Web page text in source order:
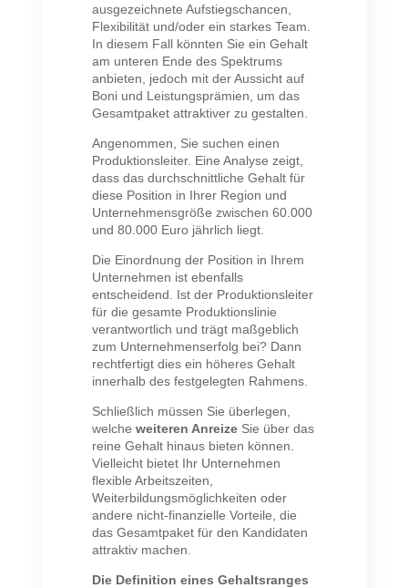
ausgezeichnete Aufstiegschancen,
Flexibilität und/oder ein starkes Team.
In diesem Fall könnten Sie ein Gehalt
am unteren Ende des Spektrums
anbieten, jedoch mit der Aussicht auf
Boni und Leistungsprämien, um das
Gesamtpaket attraktiver zu gestalten.
Angenommen, Sie suchen einen
Produktionsleiter. Eine Analyse zeigt,
dass das durchschnittliche Gehalt für
diese Position in Ihrer Region und
Unternehmensgröße zwischen 60.000
und 80.000 Euro jährlich liegt.
Die Einordnung der Position in Ihrem
Unternehmen ist ebenfalls
entscheidend. Ist der Produktionsleiter
für die gesamte Produktionslinie
verantwortlich und trägt maßgeblich
zum Unternehmenserfolg bei? Dann
rechtfertigt dies ein höheres Gehalt
innerhalb des festgelegten Rahmens.
Schließlich müssen Sie überlegen,
welche weiteren AnreizeSie über das
reine Gehalt hinaus bieten können.
Vielleicht bietet Ihr Unternehmen
flexible Arbeitszeiten,
Weiterbildungsmöglichkeiten oder
andere nicht-finanzielle Vorteile, die
das Gesamtpaket für den Kandidaten
attraktiv machen.
Die Definition eines Gehaltsranges